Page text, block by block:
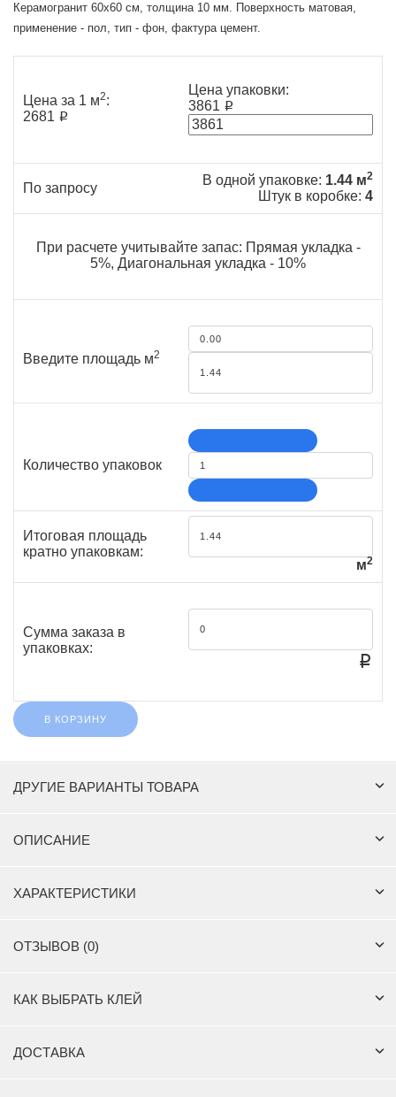
Керамогранит 60x60 см, толщина 10 мм. Поверхность матовая,
применение - пол, тип - фон, фактура цемент.
Цена за 1 м2:
2681 ₽
Цена упаковки:
3861 ₽
По запросу
В одной упаковке: 1.44 м2
Штук в коробке: 4
При расчете учитывайте запас: Прямая укладка -
5%, Диагональная укладка - 10%
Введите площадь м2
Количество упаковок
Итоговая площадь
кратно упаковкам:
м2
Сумма заказа в
упаковках:
₽
В КОРЗИНУ
ДРУГИЕ ВАРИАНТЫ ТОВАРА
ОПИСАНИЕ
ХАРАКТЕРИСТИКИ
ОТЗЫВОВ (0)
КАК ВЫБРАТЬ КЛЕЙ
ДОСТАВКА